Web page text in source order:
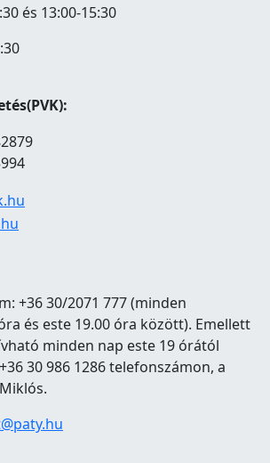
és 13:00-15:30
+36 30/2071 777 (minden
és este 19.00 óra között). Emellett
minden nap este 19 órától
30 986 1286 telefonszámon, a